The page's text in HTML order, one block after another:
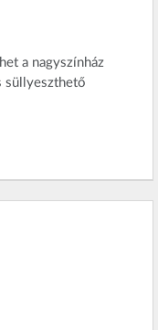
a nagyszínház
süllyeszthető